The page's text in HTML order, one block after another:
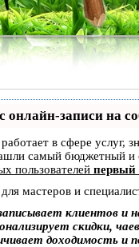
онлайн-записи на
в сфере услуг,
самый бюджетный и
пользователей первый
мастеров и
клиентов и
скидки,
доходимость и